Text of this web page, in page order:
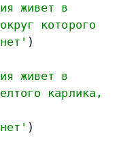
живет в
которого
живет в
карлика,